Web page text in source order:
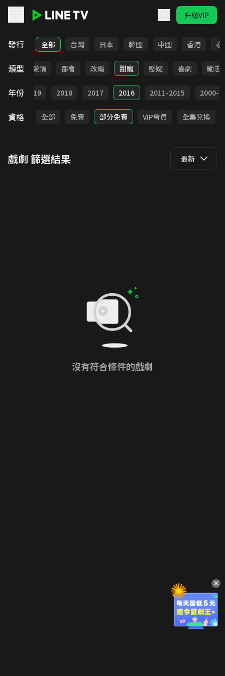
升級VIP
LINE TV - 戲劇
發行 全部 台灣 日本 韓國 中國 香港 泰
類型
古裝 愛情 都會 改編 甜寵 懸疑 喜劇 勵志
年份 2019 2018 2017 2016 2011-2015 2000-
資格 全部 免費 部分免費 VIP會員 全集兌換
戲劇 篩選結果 最新
沒有符合條件的戲劇